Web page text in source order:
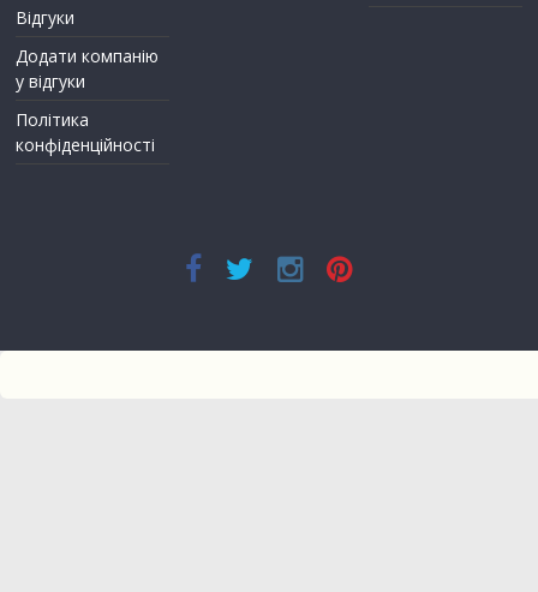
Відгуки
Додати компанію
у відгуки
Політика
конфіденційності